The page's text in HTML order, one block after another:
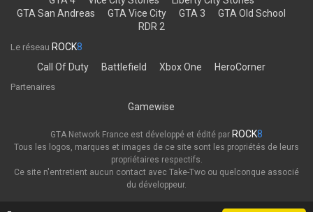
GTA San Andreas
GTA Vice City GTA 3
GTA Old School
RDR 2
Le réseau ROCK8
Call Of Duty
Battlefield Xbox One HeroCorner
Partenaires
Gamewise
GTA Network France est développé et édité par ROCK8
Tous les logos, marques et images de ce site sont les propriétés de leurs
propriétaires respectifs.
Ce site n'entretient aucun contact avec Take-Two ou quelconque associé
du développeur.